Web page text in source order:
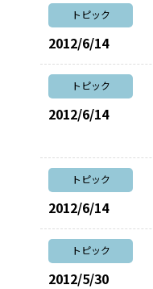
トピック
2012/6/14
トピック
2012/6/14
トピック
2012/6/14
トピック
2012/5/30